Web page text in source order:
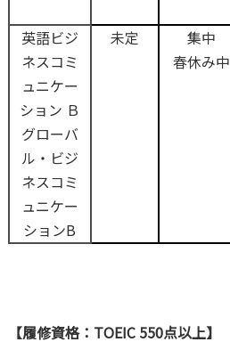
英語ビジ
ネスコミ
ュニケー
ション Ｂ
グローバ
ル・ビジ
ネスコミ
ュニケー
ションB
未定
集中
春休み中
【履修資格：TOEIC 550点以上】